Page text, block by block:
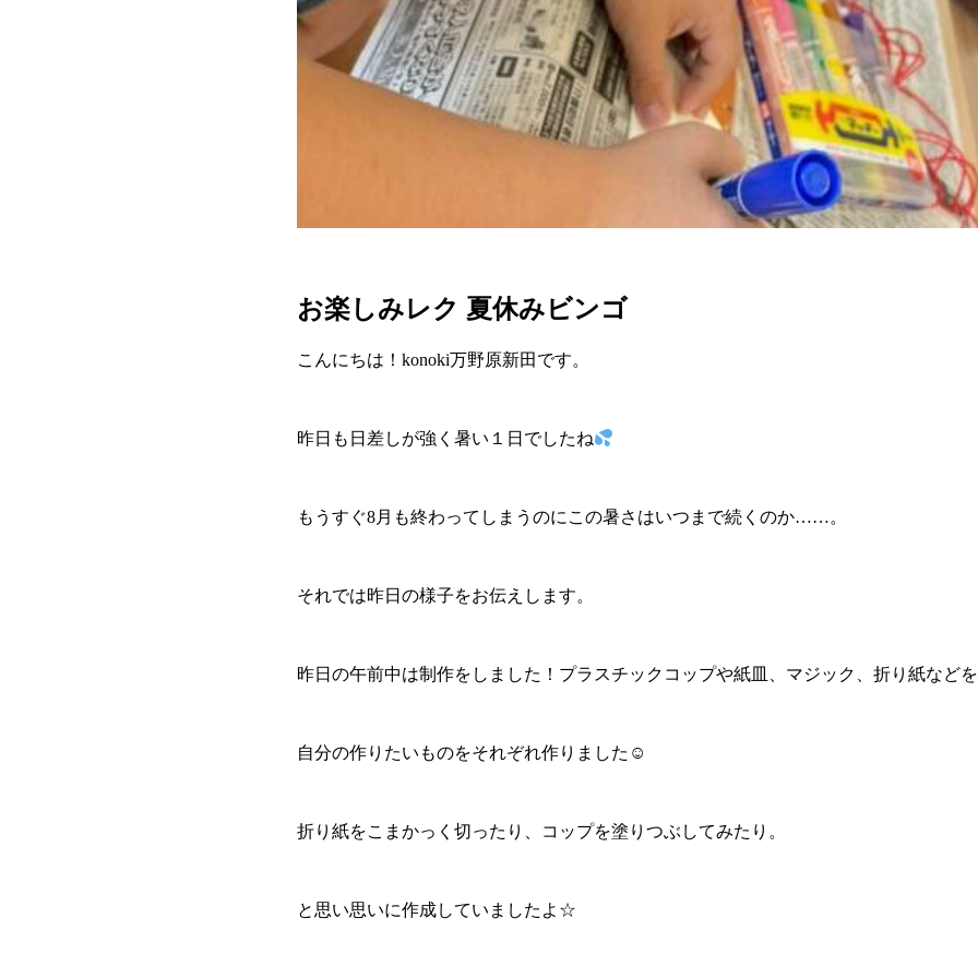
お楽しみレク 夏休みビンゴ
こんにちは！konoki万野原新田です。
昨日も日差しが強く暑い１日でしたね
もうすぐ8月も終わってしまうのにこの暑さはいつまで続くのか……。
それでは昨日の様子をお伝えします。
昨日の午前中は制作をしました！プラスチックコップや紙皿、マジック、折り紙など
自分の作りたいものをそれぞれ作りました☺
折り紙をこまかっく切ったり、コップを塗りつぶしてみたり。
と思い思いに作成していましたよ☆